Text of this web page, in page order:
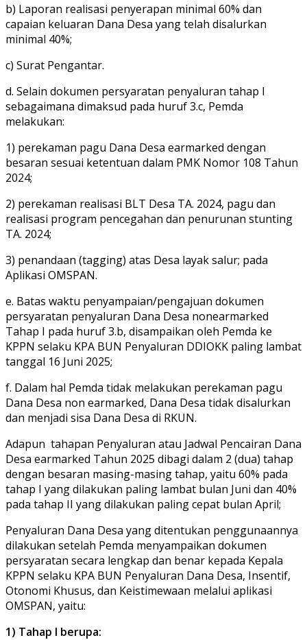
b) Laporan realisasi penyerapan minimal 60% dan
capaian keluaran Dana Desa yang telah disalurkan
minimal 40%;
c) Surat Pengantar.
d. Selain dokumen persyaratan penyaluran tahap I
sebagaimana dimaksud pada huruf 3.c, Pemda
melakukan:
1) perekaman pagu Dana Desa earmarked dengan
besaran sesuai ketentuan dalam PMK Nomor 108 Tahun
2024;
2) perekaman realisasi BLT Desa TA. 2024, pagu dan
realisasi program pencegahan dan penurunan stunting
TA. 2024;
3) penandaan (tagging) atas Desa layak salur; pada
Aplikasi OMSPAN.
e. Batas waktu penyampaian/pengajuan dokumen
persyaratan penyaluran Dana Desa nonearmarked
Tahap I pada huruf 3.b, disampaikan oleh Pemda ke
KPPN selaku KPA BUN Penyaluran DDIOKK paling lambat
tanggal 16 Juni 2025;
f. Dalam hal Pemda tidak melakukan perekaman pagu
Dana Desa non earmarked, Dana Desa tidak disalurkan
dan menjadi sisa Dana Desa di RKUN.
Adapun tahapan Penyaluran atau Jadwal Pencairan Dana
Desa earmarked Tahun 2025 dibagi dalam 2 (dua) tahap
dengan besaran masing-masing tahap, yaitu 60% pada
tahap I yang dilakukan paling lambat bulan Juni dan 40%
pada tahap II yang dilakukan paling cepat bulan April;
Penyaluran Dana Desa yang ditentukan penggunaannya
dilakukan setelah Pemda menyampaikan dokumen
persyaratan secara lengkap dan benar kepada Kepala
KPPN selaku KPA BUN Penyaluran Dana Desa, Insentif,
Otonomi Khusus, dan Keistimewaan melalui aplikasi
OMSPAN, yaitu:
1) Tahap I berupa: